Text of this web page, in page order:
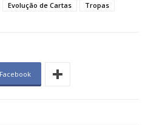
Evolução de Cartas Tropas
Facebook